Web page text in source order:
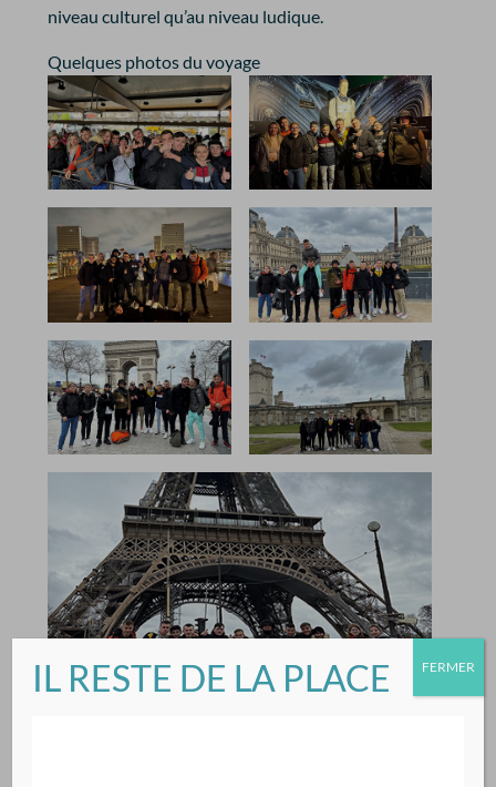
niveau culturel qu’au niveau ludique.
Quelques photos du voyage
IL RESTE DE LA PLACE FERMER